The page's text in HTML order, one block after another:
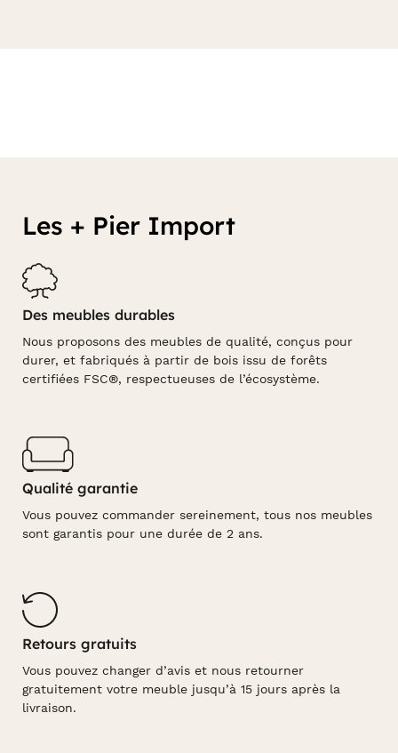
Les + Pier Import
Des meubles durables
Nous proposons des meubles de qualité, conçus pour
durer, et fabriqués à partir de bois issu de forêts
certifiées FSC®, respectueuses de l’écosystème.
Qualité garantie
Vous pouvez commander sereinement, tous nos meubles
sont garantis pour une durée de 2 ans.
Retours gratuits
Vous pouvez changer d’avis et nous retourner
gratuitement votre meuble jusqu’à 15 jours après la
livraison.